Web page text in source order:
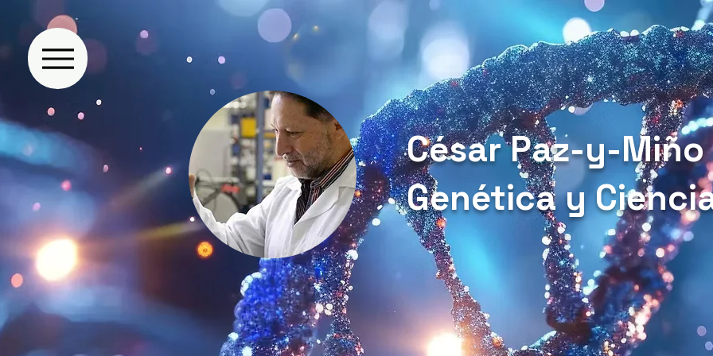
César Paz-y-Miño
Genética y